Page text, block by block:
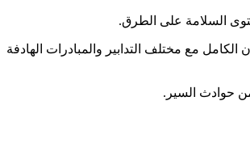
مع مختلف التدابير والمبادرات الهادفة
من حوادث السير.